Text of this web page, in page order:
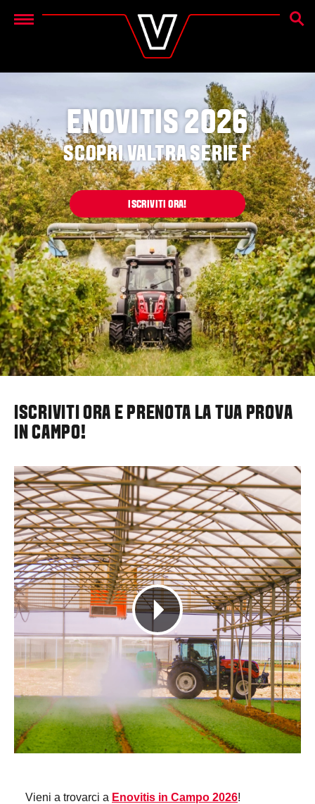
Menu
CERCA
ENOVITIS 2026
SCOPRI VALTRA SERIE F
ISCRIVITI ORA!
ISCRIVITI ORA E PRENOTA LA TUA PROVA
IN CAMPO!
Vieni a trovarci a Enovitis in Campo 2026!